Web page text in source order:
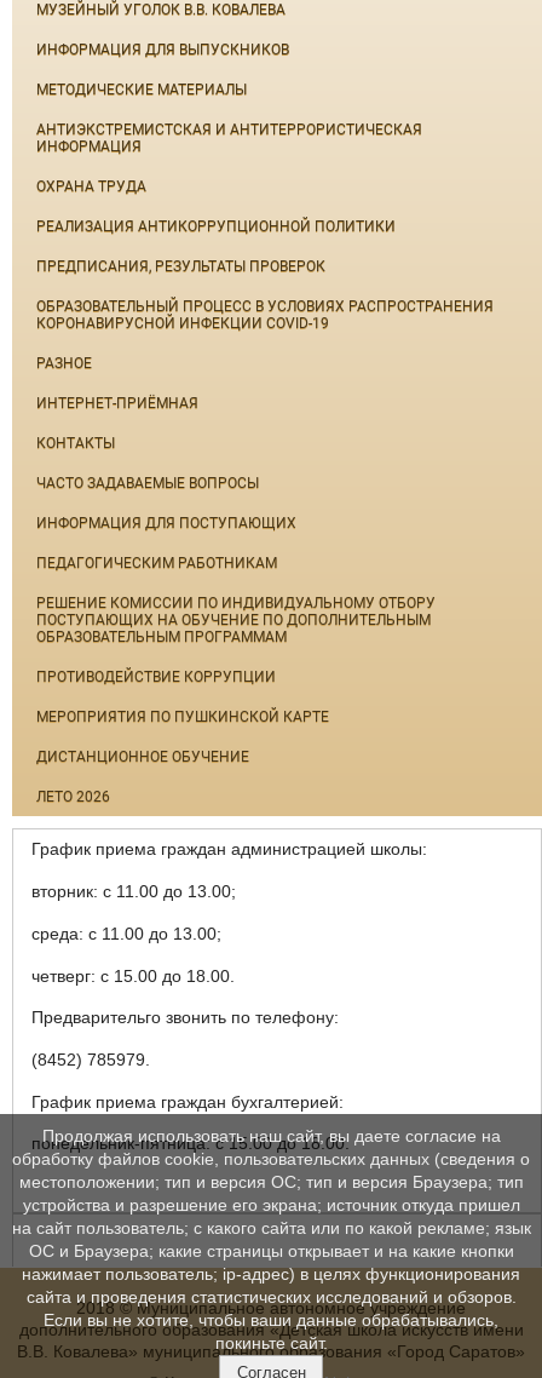
МУЗЕЙНЫЙ УГОЛОК В.В. КОВАЛЕВА
ИНФОРМАЦИЯ ДЛЯ ВЫПУСКНИКОВ
МЕТОДИЧЕСКИЕ МАТЕРИАЛЫ
АНТИЭКСТРЕМИСТСКАЯ И АНТИТЕРРОРИСТИЧЕСКАЯ
ИНФОРМАЦИЯ
ОХРАНА ТРУДА
РЕАЛИЗАЦИЯ АНТИКОРРУПЦИОННОЙ ПОЛИТИКИ
ПРЕДПИСАНИЯ, РЕЗУЛЬТАТЫ ПРОВЕРОК
ОБРАЗОВАТЕЛЬНЫЙ ПРОЦЕСС В УСЛОВИЯХ РАСПРОСТРАНЕНИЯ
КОРОНАВИРУСНОЙ ИНФЕКЦИИ COVID-19
РАЗНОЕ
ИНТЕРНЕТ-ПРИЁМНАЯ
КОНТАКТЫ
ЧАСТО ЗАДАВАЕМЫЕ ВОПРОСЫ
ИНФОРМАЦИЯ ДЛЯ ПОСТУПАЮЩИХ
ПЕДАГОГИЧЕСКИМ РАБОТНИКАМ
РЕШЕНИЕ КОМИССИИ ПО ИНДИВИДУАЛЬНОМУ ОТБОРУ
ПОСТУПАЮЩИХ НА ОБУЧЕНИЕ ПО ДОПОЛНИТЕЛЬНЫМ
ОБРАЗОВАТЕЛЬНЫМ ПРОГРАММАМ
ПРОТИВОДЕЙСТВИЕ КОРРУПЦИИ
МЕРОПРИЯТИЯ ПО ПУШКИНСКОЙ КАРТЕ
ДИСТАНЦИОННОЕ ОБУЧЕНИЕ
ЛЕТО 2026
График приема граждан администрацией школы:
вторник: с 11.00 до 13.00;
среда: с 11.00 до 13.00;
четверг: с 15.00 до 18.00.
Предварительго звонить по телефону:
(8452) 785979.
График приема граждан бухгалтерией:
понедельник-пятница: с 15.00 до 18.00.
2018 © Муниципальное автономное учреждение
дополнительного образования «Детская школа искусств имени
В.В. Ковалева» муниципального образования «Город Саратов»
Продолжая использовать наш сайт, вы даете согласие на
обработку файлов cookie, пользовательских данных (сведения о
местоположении; тип и версия ОС; тип и версия Браузера; тип
устройства и разрешение его экрана; источник откуда пришел
на сайт пользователь; с какого сайта или по какой рекламе; язык
ОС и Браузера; какие страницы открывает и на какие кнопки
нажимает пользователь; ip-адрес) в целях функционирования
сайта и проведения статистических исследований и обзоров.
Если вы не хотите, чтобы ваши данные обрабатывались,
покиньте сайт.
Согласен